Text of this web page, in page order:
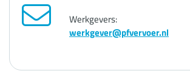
Werkgevers:
werkgever@pfvervoer.nl